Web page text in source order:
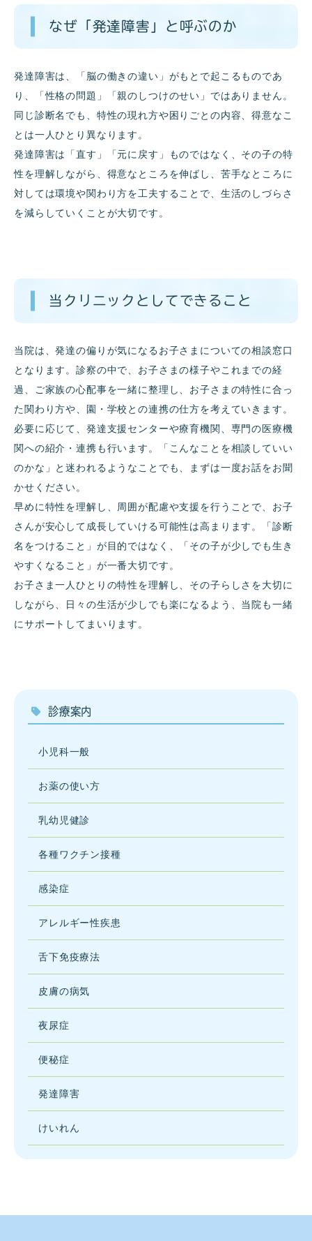
なぜ「発達障害」と呼ぶのか
発達障害は、「脳の働きの違い」がもとで起こるものであ
り、「性格の問題」「親のしつけのせい」ではありません。
同じ診断名でも、特性の現れ方や困りごとの内容、得意なこ
とは一人ひとり異なります。
発達障害は「直す」「元に戻す」ものではなく、その子の特
性を理解しながら、得意なところを伸ばし、苦手なところに
対しては環境や関わり方を工夫することで、生活のしづらさ
を減らしていくことが大切です。
当クリニックとしてできること
当院は、発達の偏りが気になるお子さまについての相談窓口
となります。診察の中で、お子さまの様子やこれまでの経
過、ご家族の心配事を一緒に整理し、お子さまの特性に合っ
た関わり方や、園・学校との連携の仕方を考えていきます。
必要に応じて、発達支援センターや療育機関、専門の医療機
関への紹介・連携も行います。「こんなことを相談していい
のかな」と迷われるようなことでも、まずは一度お話をお聞
かせください。
早めに特性を理解し、周囲が配慮や支援を行うことで、お子
さんが安心して成長していける可能性は高まります。「診断
名をつけること」が目的ではなく、「その子が少しでも生き
やすくなること」が一番大切です。
お子さま一人ひとりの特性を理解し、その子らしさを大切に
しながら、日々の生活が少しでも楽になるよう、当院も一緒
にサポートしてまいります。
診療案内
小児科一般
お薬の使い方
乳幼児健診
各種ワクチン接種
感染症
アレルギー性疾患
舌下免疫療法
皮膚の病気
夜尿症
便秘症
発達障害
けいれん